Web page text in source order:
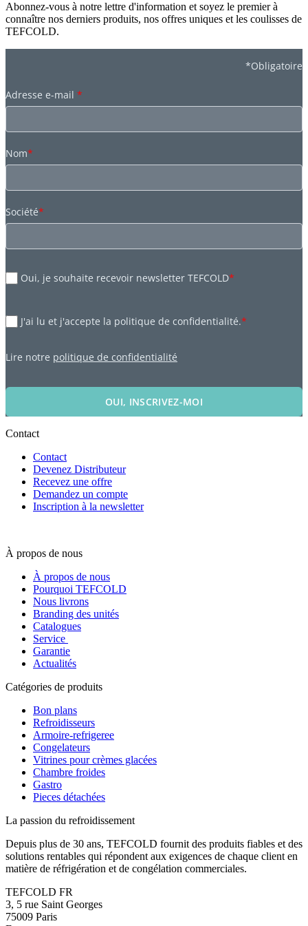
Abonnez-vous à notre lettre d'information et soyez le premier à
connaître nos derniers produits, nos offres uniques et les coulisses de
TEFCOLD.
*Obligatoire
Adresse e-mail *
Nom*
Société*
Oui, je souhaite recevoir newsletter TEFCOLD*
J'ai lu et j'accepte la politique de confidentialité.*
Lire notre politique de confidentialité
OUI, INSCRIVEZ-MOI
Contact
Contact
Devenez Distributeur
Recevez une offre
Demandez un compte
Inscription à la newsletter
À propos de nous
À propos de nous
Pourquoi TEFCOLD
Nous livrons
Branding des unités
Catalogues
Service
Garantie
Actualités
Catégories de produits
Bon plans
Refroidisseurs
Armoire-refrigeree
Congelateurs
Vitrines pour crèmes glacées
Chambre froides
Gastro
Pieces détachées
La passion du refroidissement
Depuis plus de 30 ans, TEFCOLD fournit des produits fiables et des
solutions rentables qui répondent aux exigences de chaque client en
matière de réfrigération et de congélation commerciales.
TEFCOLD FR
3, 5 rue Saint Georges
75009 Paris